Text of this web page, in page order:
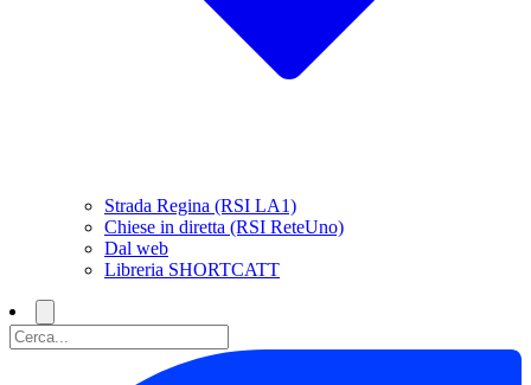
Strada Regina (RSI LA1)
Chiese in diretta (RSI ReteUno)
Dal web
Libreria SHORTCATT